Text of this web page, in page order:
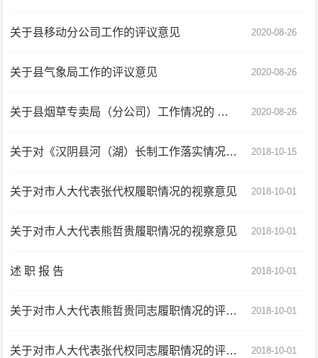
关于县移动分公司工作的评议意见 2020-08-26
关于县气象局工作的评议意见 2020-08-26
关于县烟草专卖局（分公司）工作情况的 评议意见 2020-08-26
关于对《汉阴县河（湖）长制工作落实情况的报告》的审议意见 2018-10-15
关于对市人大代表张代权履职情况的视察意见 2018-10-01
关于对市人大代表熊哲贵履职情况的视察意见 2018-10-01
述 职 报 告 2018-10-01
关于对市人大代表熊哲贵同志履职情况的评议意见 2018-10-01
关于对市人大代表张代权同志履职情况的评议意见 2018-10-01